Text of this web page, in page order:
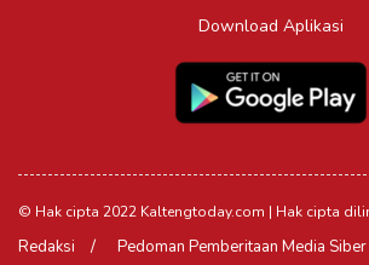
Download Aplikasi
© Hak cipta 2022 Kaltengtoday.com | Hak cipta
Redaksi Pedoman Pemberitaan Media Siber